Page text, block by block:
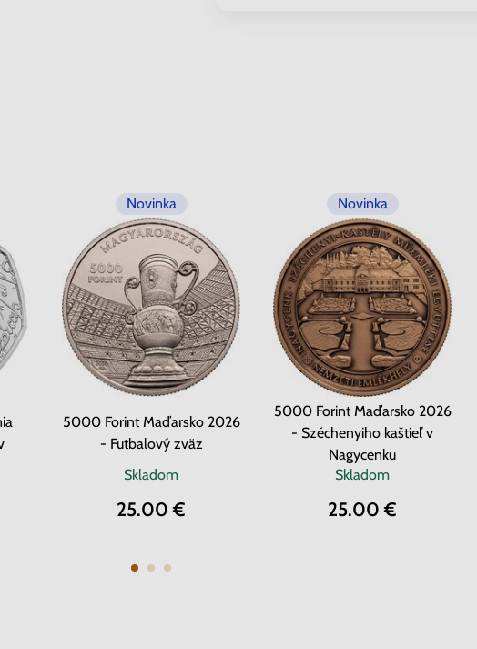
Novinka
5000 Forint Maďarsko 2026
- Futbalový zväz
Skladom
25.00 €
Novinka
5000 Forint Maďarsko 2026
- Széchenyiho kaštieľ v
Nagycenku
Skladom
25.00 €